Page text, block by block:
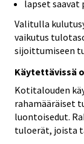
lapset saavat
Valitulla
vaikutus
sijoittumiseen
Käytettävissä
Kotitalouden
rahamääräiset
luontoisedut.
tuloerät, joista